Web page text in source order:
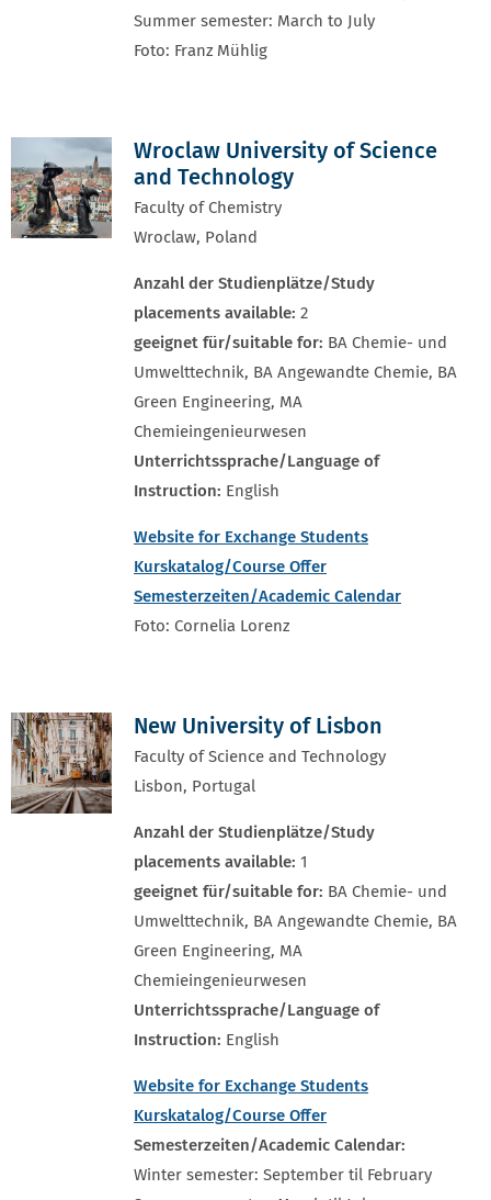
Summer semester: March to July
Foto: Franz Mühlig
Wroclaw University of Science
and Technology
Faculty of Chemistry
Wroclaw, Poland
Anzahl der Studienplätze/Study
placements available: 2
geeignet für/suitable for: BA Chemie- und
Umwelttechnik, BA Angewandte Chemie, BA
Green Engineering, MA
Chemieingenieurwesen
Unterrichtssprache/Language of
Instruction: English
Website for Exchange Students
Kurskatalog/Course Offer
Semesterzeiten/Academic Calendar
Foto: Cornelia Lorenz
New University of Lisbon
Faculty of Science and Technology
Lisbon, Portugal
Anzahl der Studienplätze/Study
placements available: 1
geeignet für/suitable for: BA Chemie- und
Umwelttechnik, BA Angewandte Chemie, BA
Green Engineering, MA
Chemieingenieurwesen
Unterrichtssprache/Language of
Instruction: English
Website for Exchange Students
Kurskatalog/Course Offer
Semesterzeiten/Academic Calendar:
Winter semester: September til February